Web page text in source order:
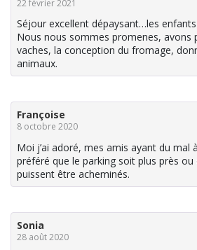
22 février 2021
Séjour excellent dépaysant…les
Nous nous sommes promenes, avons
vaches, la conception du fromage,
animaux.
Françoise
8 octobre 2020
Moi j’ai adoré, mes amis ayant du mal
préféré que le parking soit plus près ou
puissent être acheminés.
Sonia
28 août 2020